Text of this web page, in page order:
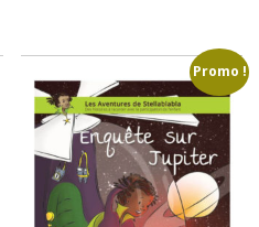
Promo !